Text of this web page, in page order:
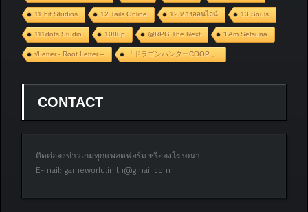
11 bit Studios 12 Tails Online 12 หางออนไลน์ 13 Souls
111dots Studio 1080p @RPG The Next ‘I Am Setsuna
√Letter - Root Letter – 「ドラゴンハンターCOOP 」
CONTACT
ติดต่อลงข่าวเกมทุกแพลตฟอร์ม หรือลงโฆษณา
E-mail: gameworld.in.th@gmail.com